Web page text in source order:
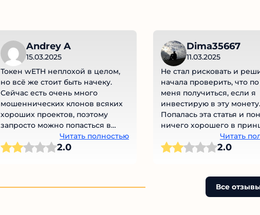
Andrey A
15.03.2025
Токен wETH неплохой в целом,
но всё же стоит быть начеку.
Сейчас есть очень много
мошеннических клонов всяких
хороших проектов, поэтому
запросто можно попасться в
руки аферистов.Читать полностью
2.0
Dima35667
11.03.2025
Не стал рисковать и
начала проверить, что по
меня получиться, если я
инвестирую в эту монету.
Попалась эта статья и
ничего хорошего в
получил бы. Хорошо, что
тратить сови деньги на
Читать
2.0
Все